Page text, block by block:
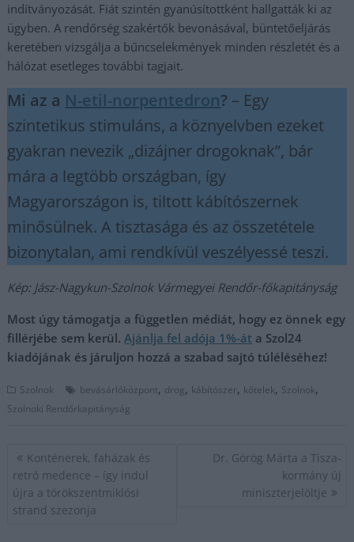
indítványozását. Fiát szintén gyanúsítottként hallgatták ki az
ügyben. A rendőrség szakértők bevonásával, büntetőeljárás
keretében vizsgálja a bűncselekmények minden részletét és a
hálózat esetleges további tagjait.
Mi az a N-etil-norpentedron? – Egy
szintetikus stimuláns, a köznyelvben ezeket
gyakran nevezik „dizájner drogoknak”, bár
mára a legtöbb országban, így
Magyarországon is, tiltott kábítószernek
minősülnek. A tisztasága és az összetétele
bizonytalan, ami rendkívül veszélyessé teszi.
Kép: Jász-Nagykun-Szolnok Vármegyei Rendőr-főkapitányság
Most úgy támogatja a független médiát, hogy ez önnek egy
fillérjébe sem kerül.Ajánlja fel adója 1%-át a Szol24
kiadójának és járuljon hozzá a szabad sajtó túléléséhez!
Szolnok bevásárlóközpont, drog, kábítószer, kőtelek, Szolnok,
Szolnoki Rendőrkapitányság
Bejegyzés
navigáció
Konténerek, faházak és
retró medence – így indul
újra a törökszentmiklósi
strand szezonja
Dr. Görög Márta a Tisza-
kormány új
miniszterjelöltje